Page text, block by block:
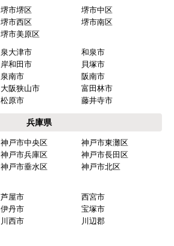
堺市堺区
堺市中区
堺市西区
堺市南区
堺市美原区
泉大津市
和泉市
岸和田市
貝塚市
泉南市
阪南市
大阪狭山市
富田林市
松原市 藤井寺市
兵庫県
神戸市中央区
神戸市東灘区
神戸市兵庫区
神戸市長田区
神戸市垂水区
神戸市北区
芦屋市
西宮市
伊丹市
宝塚市
川西市
川辺郡